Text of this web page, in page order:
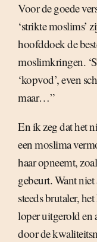
Voor de goede
‘strikte moslims’
hoofddoek de
moslimkringen.
‘kopvod’, even
maar…”
En ik zeg dat het
een moslima
haar opneemt,
gebeurt. Want
steeds brutaler,
loper uitgerold en
door de